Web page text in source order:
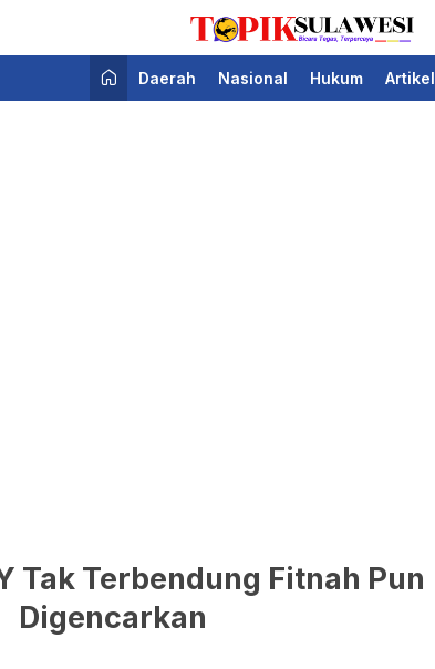
Topik Sulawesi
Bicara Tegas Terpercaya
Daerah Nasional Hukum Artikel
Tak Terbendung Fitnah Pun
Digencarkan